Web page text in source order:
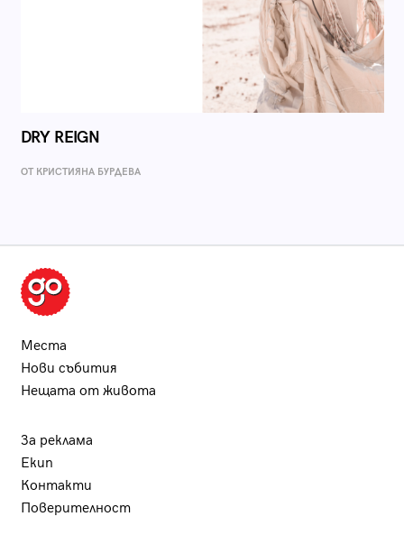
DRY REIGN
ОТ КРИСТИЯНА БУРДЕВА
Места
Нови събития
Нещата от живота
За реклама
Екип
Контакти
Поверителност